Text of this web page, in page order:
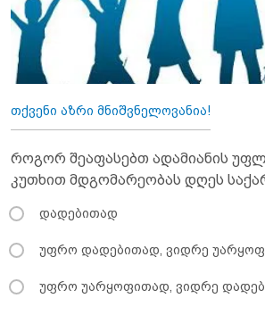
თქვენი აზრი მნიშვნელოვანია!
როგორ შეაფასებთ ადამიანის
კუთხით მდგომარეობას დღეს
დადებითად
უფრო დადებითად, ვიდრე
უფრო უარყოფითად, ვიდრე